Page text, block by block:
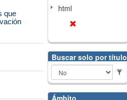
que
html
Buscar solo por título
Ámbito